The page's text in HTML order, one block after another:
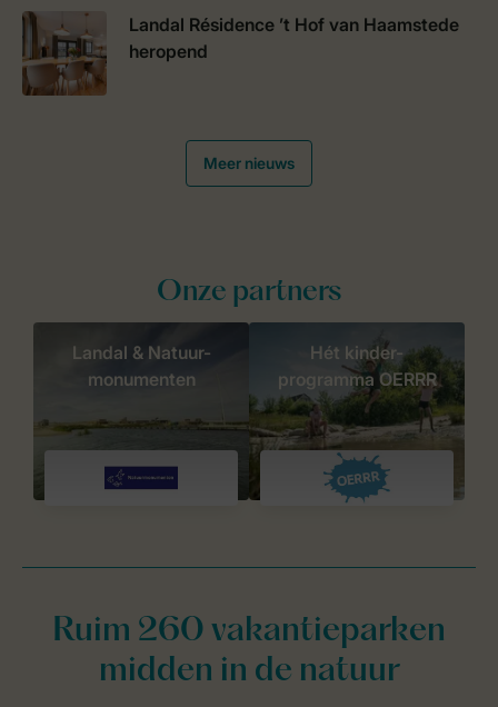
Landal Résidence ’t Hof van Haamstede
heropend
Meer nieuws
Onze partners
Landal & Natuur-
monumenten
Hét kinder-
programma OERRR
Ruim 260 vakantieparken
midden in de natuur